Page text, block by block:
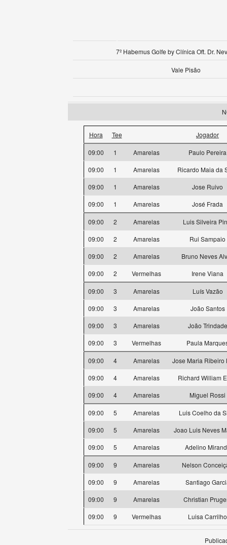
7º Habemus Golfe by Clínica Oft. Dr.
Vale Pisão
Hora Tee Jogador
09:00 1 Amarelas
Paulo Pereira
09:00
1 Amarelas
Ricardo Maia da
09:00
1 Amarelas
Jose Ruivo
09:00
1 Amarelas José Frada
09:00 2 Amarelas
Luis Silveira
09:00
2 Amarelas
Rui Sampaio
09:00
2 Amarelas
Bruno Neves
09:00
2 Vermelhas Irene Viana
09:00 3 Amarelas
Luís Vazão
09:00
3 Amarelas
João Santos
09:00
3 Amarelas
João Trindade
09:00
3 Vermelhas Paula
09:00 4 Amarelas
Jose Maria Ribeiro
09:00
4 Amarelas
Richard William
09:00
4 Amarelas Miguel Rossi
09:00 5 Amarelas
Luis Coelho da
09:00
5 Amarelas
Joao Luis Neves
09:00
5 Amarelas Adelino
09:00 9 Amarelas
Nelson
09:00
9 Amarelas
Santiago
09:00
9 Amarelas
Christian
09:00
9 Vermelhas Luisa Carrilho